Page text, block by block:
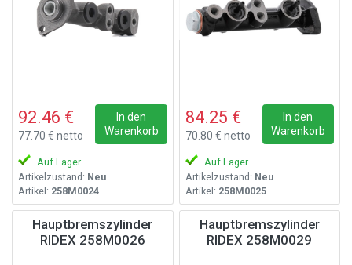
92.46 €
77.70 € netto
In den
Warenkorb
Auf Lager
Artikelzustand: Neu
Artikel: 258M0024
84.25 €
70.80 € netto
In den
Warenkorb
Auf Lager
Artikelzustand: Neu
Artikel: 258M0025
Hauptbremszylinder
RIDEX 258M0026
Hauptbremszylinder
RIDEX 258M0029